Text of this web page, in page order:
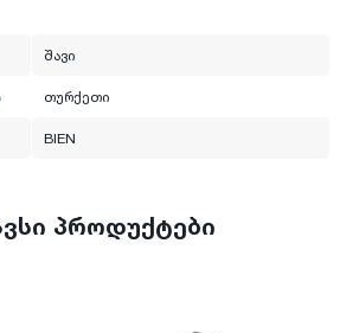
შავი
თურქეთი
BIEN
პროდუქტები